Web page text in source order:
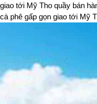
giao tới Mỹ Tho quầy bán
cà phê gấp gọn giao tới Mỹ